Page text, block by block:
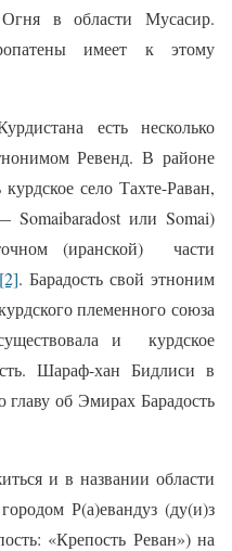
в области Мусасир.
имеет к этому
есть несколько
Ревенд. В районе
курдское село Тахте-Раван,
Somaibaradost или Somai)
(иранской)
части
. Барадость свой этноним
племенного союза
и
курдское
Шараф-хан Бидлиси в
главу об Эмирах Барадость
и в названии области
Р(а)евандуз (ду(и)з
«Крепость Реван») на